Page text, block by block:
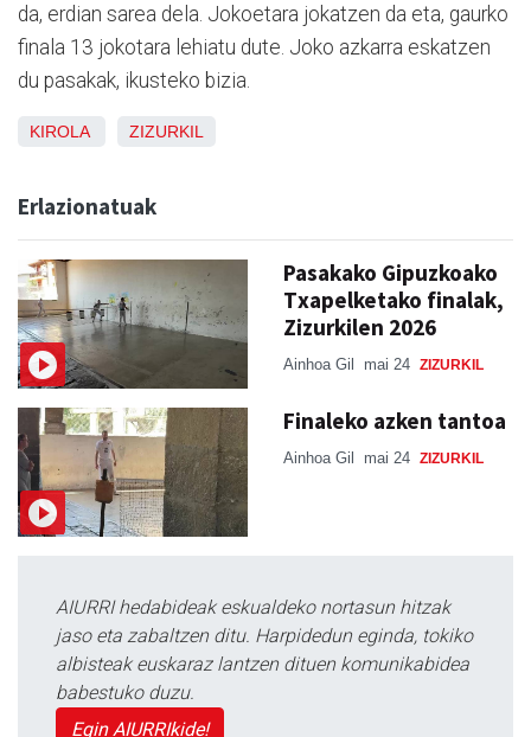
da, erdian sarea dela. Jokoetara jokatzen da eta, gaurko
finala 13 jokotara lehiatu dute. Joko azkarra eskatzen
du pasakak, ikusteko bizia.
KIROLA ZIZURKIL
Erlazionatuak
Pasakako Gipuzkoako
Txapelketako finalak,
Zizurkilen 2026
Ainhoa Gil mai 24 ZIZURKIL
Finaleko azken tantoa
Ainhoa Gil mai 24 ZIZURKIL
AIURRI hedabideak eskualdeko nortasun hitzak
jaso eta zabaltzen ditu. Harpidedun eginda, tokiko
albisteak euskaraz lantzen dituen komunikabidea
babestuko duzu.
Egin AIURRIkide!